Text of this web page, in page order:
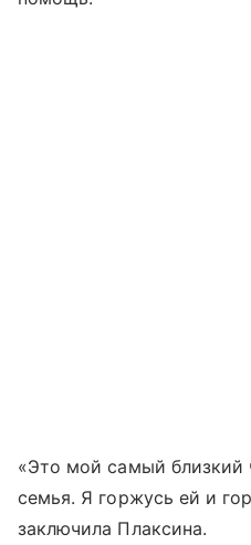
«Это мой самый близкий
семья. Я горжусь ей и
заключила Плаксина.